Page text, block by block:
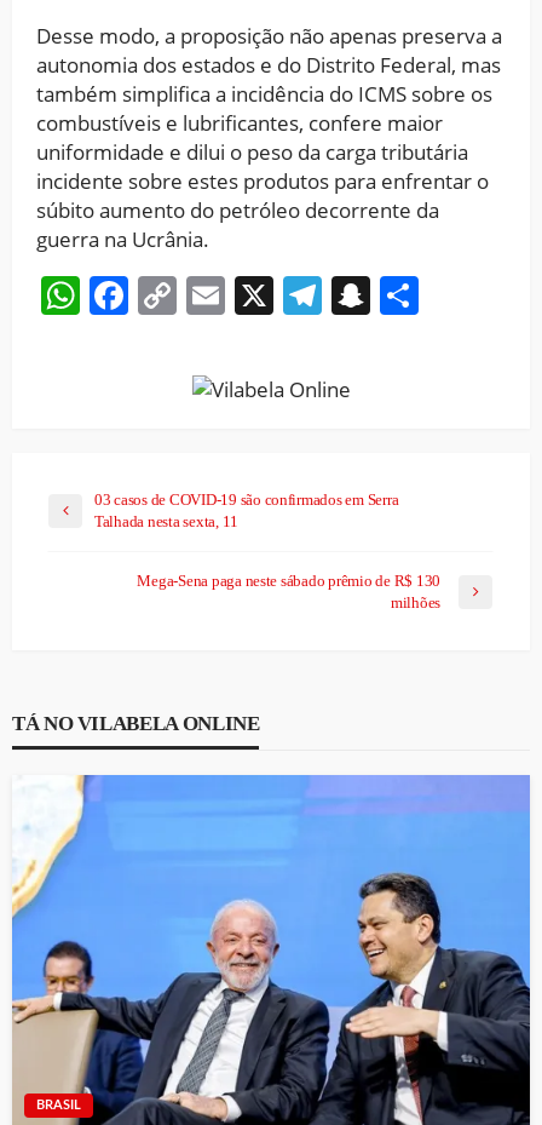
Desse modo, a proposição não apenas preserva a
autonomia dos estados e do Distrito Federal, mas
também simplifica a incidência do ICMS sobre os
combustíveis e lubrificantes, confere maior
uniformidade e dilui o peso da carga tributária
incidente sobre estes produtos para enfrentar o
súbito aumento do petróleo decorrente da
guerra na Ucrânia.
WhatsApp
Facebook
CopyEmail
X Telegram
Snapchat
03 casos de COVID-19 são confirmados em Serra
Talhada nesta sexta, 11
Mega-Sena paga neste sábado prêmio de R$ 130
milhões
TÁ NO VILABELA ONLINE
BRASIL